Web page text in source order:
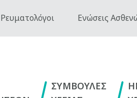
Ρευματολόγοι Ενώσεις
ΣΥΜΒΟΥΛΕΣ